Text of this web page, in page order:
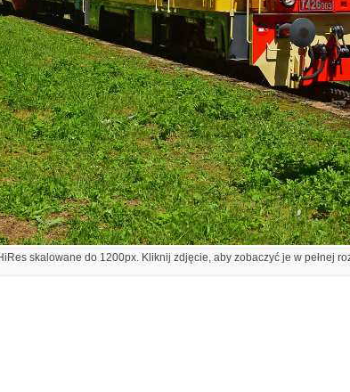
skalowane do 1200px. Kliknij zdjęcie, aby zobaczyć je w pełnej